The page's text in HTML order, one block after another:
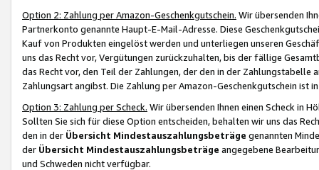
Option 2: Zahlung per Amazon-Geschenkgutschein. Wir übersenden
Partnerkonto genannte Haupt-E-Mail-Adresse. Diese
Kauf von Produkten eingelöst werden und unterliegen unseren
uns das Recht vor, Vergütungen zurückzuhalten, bis der fällige
das Recht vor, den Teil der Zahlungen, der den in der
Zahlungsart angibst. Die Zahlung per Amazon-Geschenkgutschein ist
Option 3: Zahlung per Scheck. Wir übersenden Ihnen einen Scheck in
Sollten Sie sich für diese Option entscheiden, behalten wir uns das
den in der Übersicht Mindestauszahlungsbeträge genannten
der Übersicht Mindestauszahlungsbeträge angegebene
und Schweden nicht verfügbar.